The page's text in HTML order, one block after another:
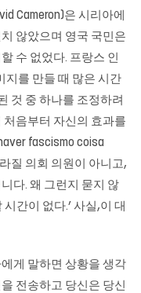
Cameron)은 시리아에
않았으며 영국 국민은
수 없었다. 프랑스 인
지를 만들 때 많은 시간
것 중 하나를 조정하려
처음부터 자신의 효과를
fascismo coisa
질 의회 의원이 아니고,
다. 왜 그런지 묻지 않
간이 없다.’ 사실,이 대
게 말하면 상황을 생각
전송하고 당신은 당신